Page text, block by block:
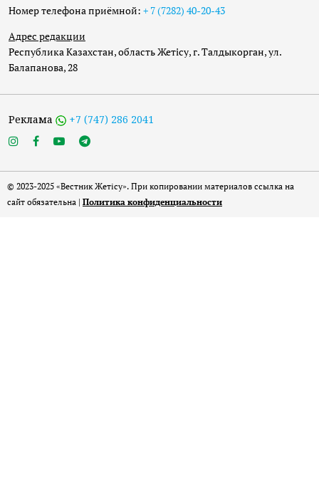
Номер телефона приёмной: + 7 (7282) 40-20-43
Адрес редакции
Республика Казахстан, область Жетісу, г. Талдыкорган, ул.
Балапанова, 28
Реклама +7 (747) 286 2041
© 2023-2025 «Вестник Жетісу». При копировании материалов ссылка на
сайт обязательна | Политика конфиденциальности